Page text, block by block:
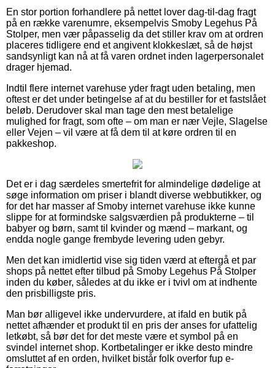
En stor portion forhandlere på nettet lover dag-til-dag fragt
på en række varenumre, eksempelvis Smoby Legehus På
Stolper, men vær påpasselig da det stiller krav om at ordren
placeres tidligere end et angivent klokkeslæt, så de højst
sandsynligt kan nå at få varen ordnet inden lagerpersonalet
drager hjemad.
Indtil flere internet varehuse yder fragt uden betaling, men
oftest er det under betingelse af at du bestiller for et fastslået
beløb. Derudover skal man tage den mest betalelige
mulighed for fragt, som ofte – om man er nær Vejle, Slagelse
eller Vejen – vil være at få dem til at køre ordren til en
pakkeshop.
Det er i dag særdeles smertefrit for almindelige dødelige at
søge information om priser i blandt diverse webbutikker, og
for det har masser af Smoby internet varehuse ikke kunne
slippe for at formindske salgsværdien på produkterne – til
babyer og børn, samt til kvinder og mænd – markant, og
endda nogle gange frembyde levering uden gebyr.
Men det kan imidlertid vise sig tiden værd at eftergå et par
shops på nettet efter tilbud på Smoby Legehus På Stolper
inden du køber, således at du ikke er i tvivl om at indhente
den prisbilligste pris.
Man bør alligevel ikke undervurdere, at ifald en butik på
nettet afhænder et produkt til en pris der anses for ufattelig
letkøbt, så bør det for det meste være et symbol på en
svindel internet shop. Kortbetalinger er ikke desto mindre
omsluttet af en orden, hvilket bistår folk overfor fup e-